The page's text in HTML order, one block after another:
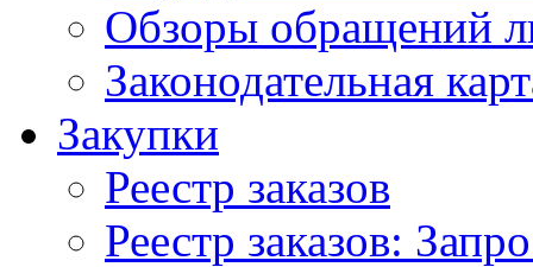
Обзоры обращений
Законодательная
Закупки
Реестр заказов
Реестр заказов: